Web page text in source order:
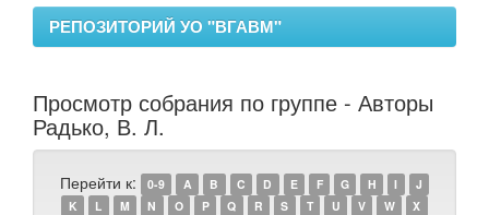
РЕПОЗИТОРИЙ УО "ВГАВМ"
Просмотр собрания по группе - Авторы
Радько, В. Л.
Перейти к: 0-9 A B C D E F G H I
J
K
L M N O P Q R S T U V W
X